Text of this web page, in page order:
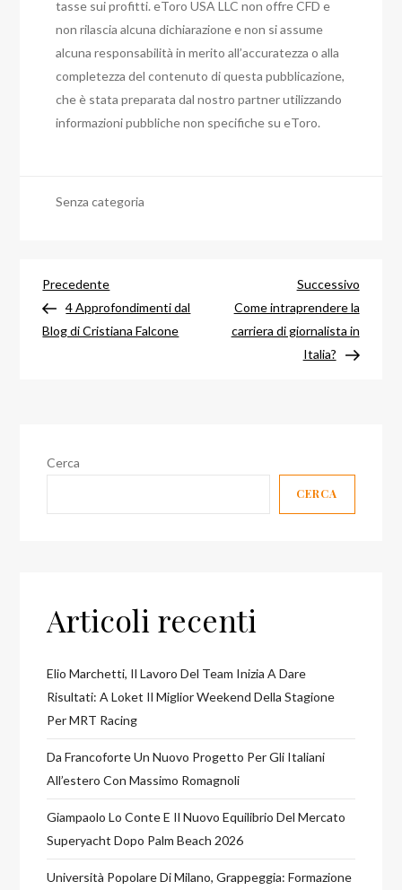
tasse sui profitti. eToro USA LLC non offre CFD e
non rilascia alcuna dichiarazione e non si assume
alcuna responsabilità in merito all’accuratezza o alla
completezza del contenuto di questa pubblicazione,
che è stata preparata dal nostro partner utilizzando
informazioni pubbliche non specifiche su eToro.
Senza categoria
Navigazione
articoli
Articolo
precedente
Precedente
4 Approfondimenti dal
Blog di Cristiana Falcone
Successivo
Come intraprendere la
carriera di giornalista in
Italia?
Cerca
CERCA
Articoli recenti
Elio Marchetti, Il Lavoro Del Team Inizia A Dare
Risultati: A Loket Il Miglior Weekend Della Stagione
Per MRT Racing
Da Francoforte Un Nuovo Progetto Per Gli Italiani
All’estero Con Massimo Romagnoli
Giampaolo Lo Conte E Il Nuovo Equilibrio Del Mercato
Superyacht Dopo Palm Beach 2026
Università Popolare Di Milano, Grappeggia: Formazione